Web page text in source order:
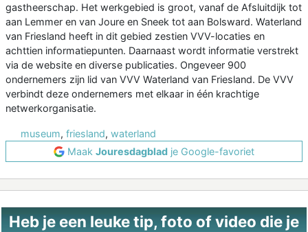
gastheerschap. Het werkgebied is groot, vanaf de Afsluitdijk tot
aan Lemmer en van Joure en Sneek tot aan Bolsward. Waterland
van Friesland heeft in dit gebied zestien VVV-locaties en
achttien informatiepunten. Daarnaast wordt informatie verstrekt
via de website en diverse publicaties. Ongeveer 900
ondernemers zijn lid van VVV Waterland van Friesland. De VVV
verbindt deze ondernemers met elkaar in één krachtige
netwerkorganisatie.
museum, friesland, waterland
Maak Jouresdagblad je Google-favoriet
Heb je een leuke tip, foto of video die je